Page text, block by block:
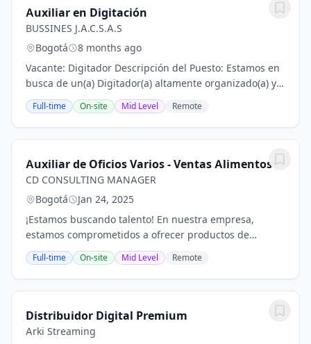
Auxiliar en Digitación
BUSSINES J.A.C.S.A.S
Bogotá
8 months ago
Vacante: Digitador Descripción del Puesto: Estamos en
busca de un(a) Digitador(a) altamente organizado(a) y
con atención al detalle para unirse a nuestro equipo. El
candidato ideal será responsable...
Full-time On-site Mid Level Remote
Auxiliar de Oficios Varios - Ventas Alimentos
CD CONSULTING MANAGER
Bogotá
Jan 24, 2025
¡Estamos buscando talento! En nuestra empresa,
estamos comprometidos a ofrecer productos de
calidad y un excelente servicio al cliente. Por eso,
buscamos 3 Auxiliares de Ventas, Oficios Varios y...
Full-time On-site Mid Level Remote
Distribuidor Digital Premium
Arki Streaming